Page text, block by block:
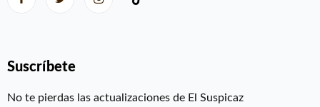
Suscríbete
No te pierdas las actualizaciones de El Suspicaz